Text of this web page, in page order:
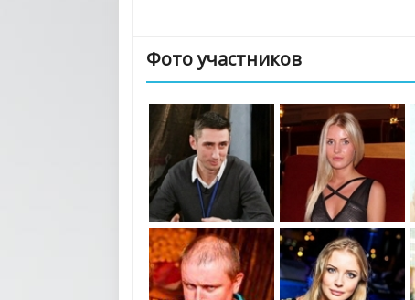
Фото участников